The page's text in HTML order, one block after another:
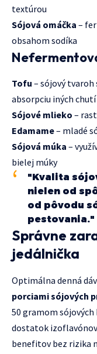
textúrou
Sójová omáčka –
obsahom sodíka
Tofu – sójový tvaroh
absorpciu iných chutí
Sójové mlieko –
Edamame– mladé
Sójová múka –
bielej múky
"Kvalita
nielen od
od pôvodu
pestovania."
Správne
jedálnička
Optimálna denná
porciami sójových
50 gramom
dostatok
benefitov bez rizika